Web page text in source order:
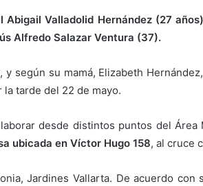
Abigail Valladolid Hernández (27
Alfredo Salazar Ventura (37).
y según su mamá, Elizabeth
tarde del 22 de mayo.
desde distintos puntos del Área
ubicada en Víctor Hugo 158, al cruce
Jardines Vallarta. De acuerdo